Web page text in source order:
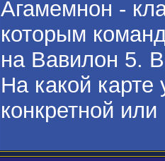
Агамемнон -
которым
на Вавилон 5.
На какой карте
конкретной